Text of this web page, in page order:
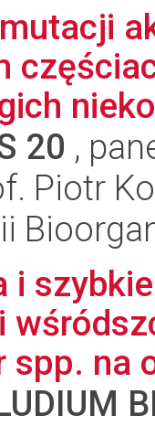
20 ,
Piotr
i
na